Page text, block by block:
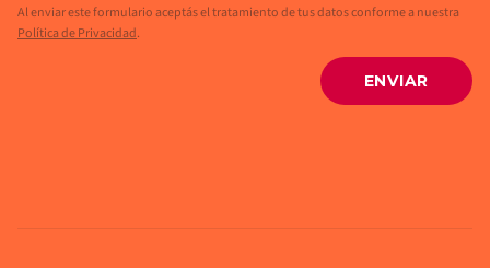
Al enviar este formulario aceptás el tratamiento de tus datos conforme a nuestra
Política de Privacidad.
ENVIAR